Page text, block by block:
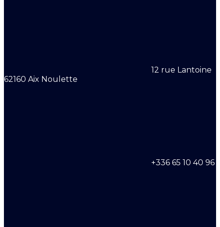
12 rue Lantoine
62160 Aix Noulette
+336 65 10 40 96